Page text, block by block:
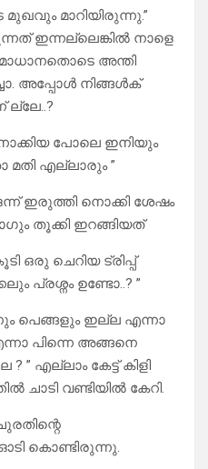
മുഖവും മാറിയിരുന്നു.”
ഇന്നല്ലെങ്കിൽ നാളെ
അന്തി
അപ്പോൾ നിങ്ങൾക്
ല്ലേ..?
പോലെ ഇനിയും
എല്ലാരും ”
ഇരുത്തി നൊക്കി ശേഷം
തൂക്കി ഇറങ്ങിയത്
ചെറിയ ട്രിപ്പ്
പ്രശ്നം ഉണ്ടോ..? ”
പെങ്ങളും ഇല്ല എന്നാ
പിന്നെ അങ്ങനെ
” എല്ലാം കേട്ട് കിളി
ചാടി വണ്ടിയിൽ കേറി.
കൊണ്ടിരുന്നു.